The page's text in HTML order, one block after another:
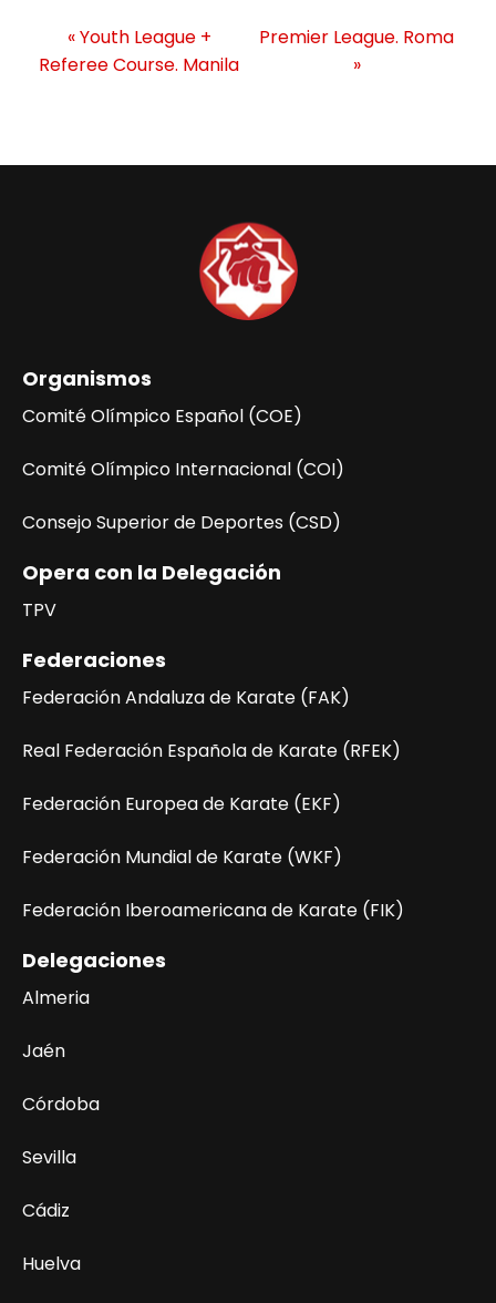
a
l
E
e
t
«Youth League +
Referee Course. Manila
Premier League. Roma
»
Organismos
Comité Olímpico Español (COE)
Comité Olímpico Internacional (COI)
Consejo Superior de Deportes (CSD)
Opera con la Delegación
TPV
Federaciones
Federación Andaluza de Karate (FAK)
Real Federación Española de Karate (RFEK)
Federación Europea de Karate (EKF)
Federación Mundial de Karate (WKF)
Federación Iberoamericana de Karate (FIK)
Delegaciones
Almeria
Jaén
Córdoba
Sevilla
Cádiz
Huelva